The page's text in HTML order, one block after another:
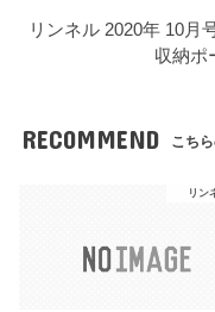
リンネル 2020年 10月
収納ポ
RECOMMEND こち
リン